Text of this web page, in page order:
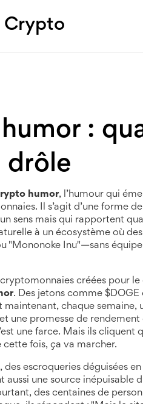
Crypto
:
drôle
humor, l’humour qui
. Il s’agit d’une forme
sens mais qui rapportent
à un écosystème où
"Mononoke Inu"—sans
créées pour
. Des jetons comme
maintenant, chaque
et une promesse de
une farce. Mais ils cliquent
cette fois, ça va marcher.
, des escroqueries déguisées
aussi une source inépuisable
des centaines de